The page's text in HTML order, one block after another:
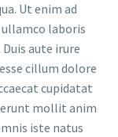
Ut enim ad
laboris
aute irure
cillum dolore
cupidatat
mollit anim
iste natus